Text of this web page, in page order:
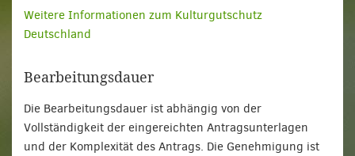
Weitere Informationen zum Kulturgutschutz
Deutschland
Bearbeitungsdauer
Die Bearbeitungsdauer ist abhängig von der
Vollständigkeit der eingereichten Antragsunterlagen
und der Komplexität des Antrags. Die Genehmigung ist